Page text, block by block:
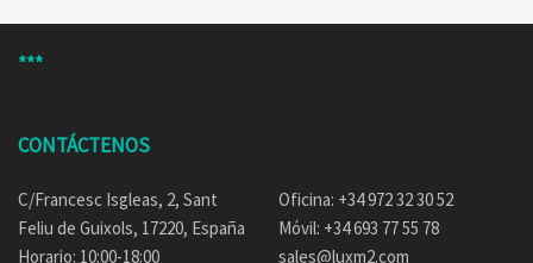
***
CONTÁCTENOS
C/Francesc Isgleas, 2, Sant
Feliu de Guixols, 17220, España
Horario: 10:00-18:00
Oficina: +34 972 32 30 52
Móvil: +34 693 77 55 78
sales@luxm2.com